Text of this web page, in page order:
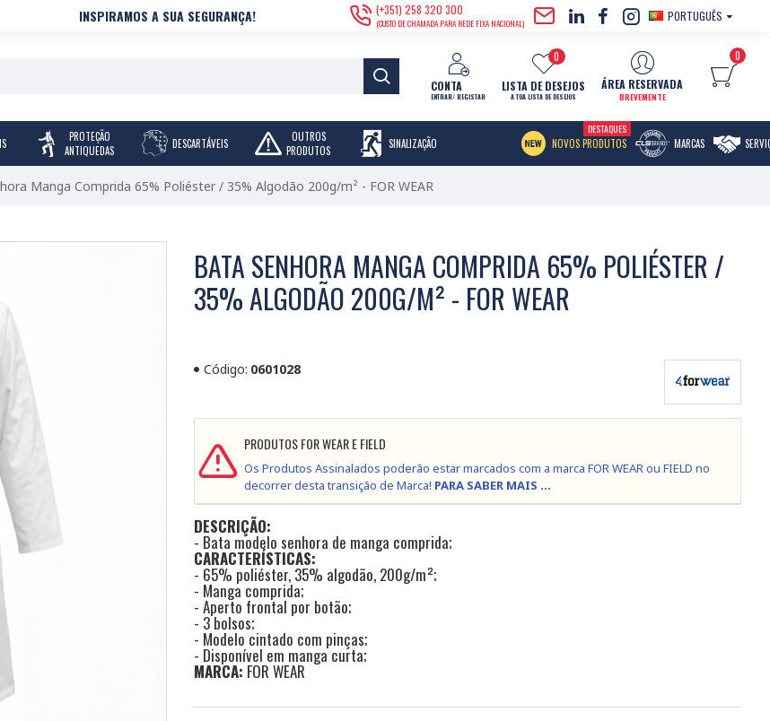
INSPIRAMOS A SUA SEGURANÇA! (+351) 258 320 300
(CUSTO DE CHAMADA PARA REDE FIXA NACIONAL)
PORTUGUÊS
CONTA
ENTRAR/ REGISTAR
LISTA DE DESEJOS
A TUA LISTA DE DESEJOS
0
ÁREA RESERVADA
BREVEMENTE
0
PROTEÇÃO
ANTIQUEDAS
DESCARTÁVEIS
OUTROS
PRODUTOS
SINALIZAÇÃO NOVOS PRODUTOS
DESTAQUES
MARCAS
Manga Comprida 65% Poliéster / 35% Algodão 200g/m² - FOR WEAR
BATA SENHORA MANGA COMPRIDA 65% POLIÉSTER /
35% ALGODÃO 200G/M² - FOR WEAR
Código: 0601028
PRODUTOS FOR WEAR E FIELD
Os Produtos Assinalados poderão estar marcados com a marca FOR WEAR ou FIELD no
decorrer desta transição de Marca! PARA SABER MAIS ...
DESCRIÇÃO:
- Bata modelo senhora de manga comprida;
CARACTERÍSTICAS:
- 65% poliéster, 35% algodão, 200g/m²;
- Manga comprida;
- Aperto frontal por botão;
- 3 bolsos;
- Modelo cintado com pinças;
- Disponível em manga curta;
MARCA: FOR WEAR